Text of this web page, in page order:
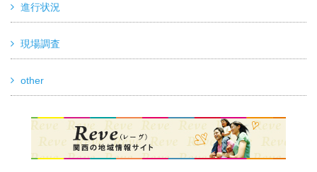
進行状況
現場調査
other